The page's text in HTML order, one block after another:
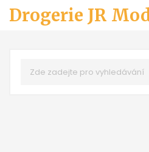
Drogerie JR